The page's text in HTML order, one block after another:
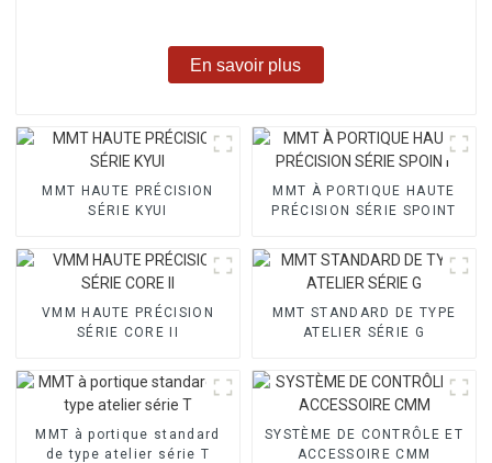
En savoir plus
MMT HAUTE PRÉCISION
SÉRIE KYUI
MMT À PORTIQUE HAUTE
PRÉCISION SÉRIE SPOINT
VMM HAUTE PRÉCISION
SÉRIE CORE II
MMT STANDARD DE TYPE
ATELIER SÉRIE G
MMT à portique standard
de type atelier série T
SYSTÈME DE CONTRÔLE ET
ACCESSOIRE CMM